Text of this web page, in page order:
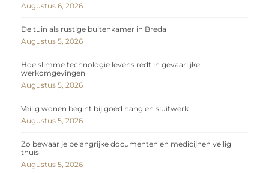
Augustus 6, 2026
De tuin als rustige buitenkamer in Breda
Augustus 5, 2026
Hoe slimme technologie levens redt in gevaarlijke
werkomgevingen
Augustus 5, 2026
Veilig wonen begint bij goed hang en sluitwerk
Augustus 5, 2026
Zo bewaar je belangrijke documenten en medicijnen veilig
thuis
Augustus 5, 2026